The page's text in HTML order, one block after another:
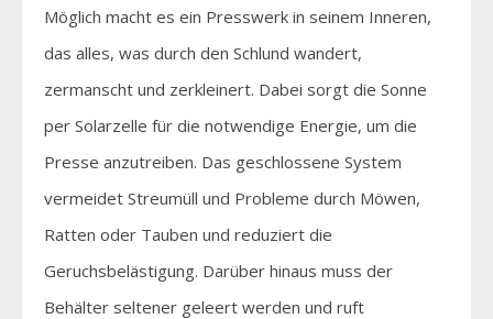
Möglich macht es ein Presswerk in seinem Inneren,
das alles, was durch den Schlund wandert,
zermanscht und zerkleinert. Dabei sorgt die Sonne
per Solarzelle für die notwendige Energie, um die
Presse anzutreiben. Das geschlossene System
vermeidet Streumüll und Probleme durch Möwen,
Ratten oder Tauben und reduziert die
Geruchsbelästigung. Darüber hinaus muss der
Behälter seltener geleert werden und ruft